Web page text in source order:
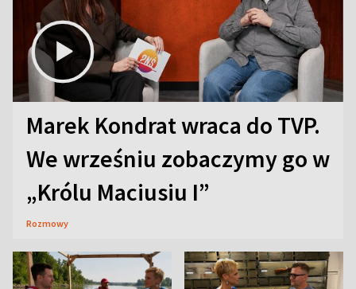
Marek Kondrat wraca do TVP.
We wrześniu zobaczymy go w
„Królu Maciusiu I”
Rozmowy